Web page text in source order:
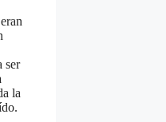
ser
la